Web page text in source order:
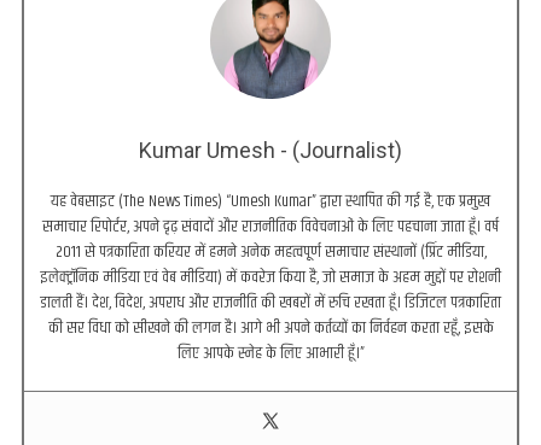
Kumar Umesh - (Journalist)
यह वेबसाइट (The News Times) “Umesh Kumar” द्वारा स्थापित की गई है, एक प्रमुख
समाचार रिपोर्टर, अपने दृढ़ संवादों और राजनीतिक विवेचनाओं के लिए पहचाना जाता हूँ। वर्ष
2011 से पत्रकारिता करियर में हमने अनेक महत्वपूर्ण समाचार संस्थानों (प्रिंट मीडिया,
इलेक्ट्रॉनिक मीडिया एवं वेब मीडिया) में कवरेज किया है, जो समाज के अहम मुद्दों पर रोशनी
डालती हैं। देश, विदेश, अपराध और राजनीति की खबरों में रुचि रखता हूँ। डिजिटल पत्रकारिता
की सर विधा को सीखने की लगन है। आगे भी अपने कर्तव्यों का निर्वहन करता रहूँ, इसके
लिए आपके स्नेह के लिए आभारी हूँ।”